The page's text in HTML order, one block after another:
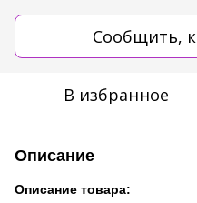
Сообщить,
В избранное
Описание
Описание товара: